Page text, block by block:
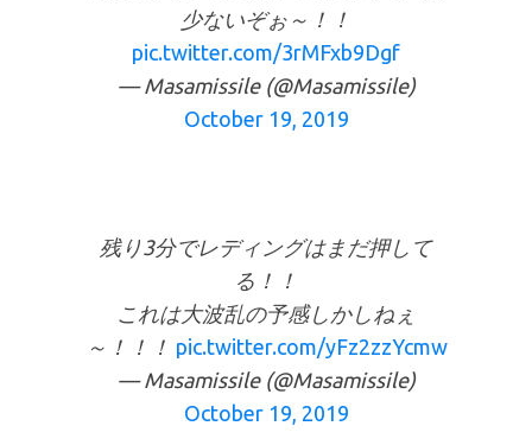
少ないぞぉ～！！
pic.twitter.com/3rMFxb9Dgf
— Masamissile (@Masamissile)
October 19, 2019
残り3分でレディングはまだ押して
る！！
これは大波乱の予感しかしねぇ
～！！！ pic.twitter.com/yFz2zzYcmw
— Masamissile (@Masamissile)
October 19, 2019